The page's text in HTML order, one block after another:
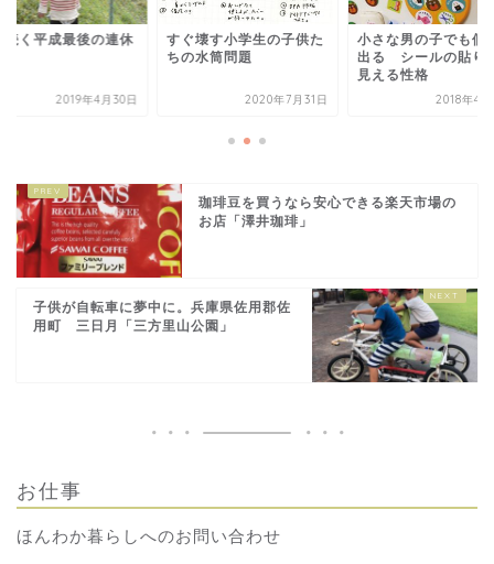
続く平成最後の連休
2019年4月30日
すぐ壊す小学生の子供た
ちの水筒問題
2020年7月31日
小さな男の子でも個
出る シールの貼り
見える性格
2018年4
珈琲豆を買うなら安心できる楽天市場の
お店「澤井珈琲」
子供が自転車に夢中に。兵庫県佐用郡佐
用町 三日月「三方里山公園」
お仕事
ほんわか暮らしへのお問い合わせ